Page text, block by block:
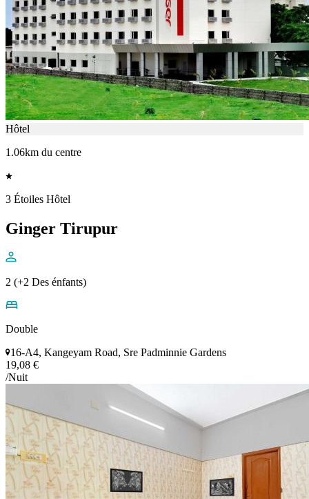
Hôtel
1.06km du centre
3 Étoiles Hôtel
Ginger Tirupur
2 (+2 Des énfants)
Double
16-A4, Kangeyam Road, Sre Padminnie Gardens
19,08 €
/Nuit